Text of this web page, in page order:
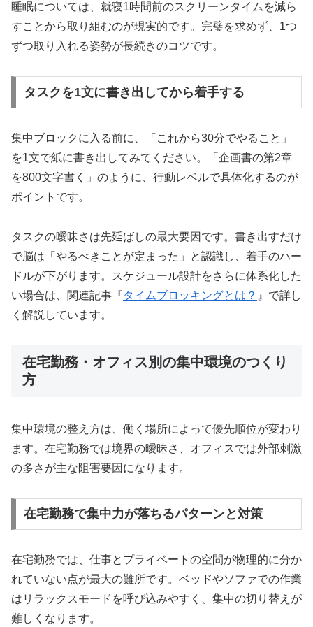
睡眠については、就寝1時間前のスクリーンタイムを減ら
すことから取り組むのが現実的です。完璧を求めず、1つ
ずつ取り入れる姿勢が長続きのコツです。
タスクを1文に書き出してから着手する
集中ブロックに入る前に、「これから30分でやること」
を1文で紙に書き出してみてください。「企画書の第2章
を800文字書く」のように、行動レベルで具体化するのが
ポイントです。
タスクの曖昧さは先延ばしの最大要因です。書き出すだけ
で脳は「やるべきことが定まった」と認識し、着手のハー
ドルが下がります。スケジュール設計をさらに体系化した
い場合は、関連記事『タイムブロッキングとは？ 』で詳し
く解説しています。
在宅勤務・オフィス別の集中環境のつくり
方
集中環境の整え方は、働く場所によって優先順位が変わり
ます。在宅勤務では境界の曖昧さ、オフィスでは外部刺激
の多さが主な阻害要因になります。
在宅勤務で集中力が落ちるパターンと対策
在宅勤務では、仕事とプライベートの空間が物理的に分か
れていない点が最大の難所です。ベッドやソファでの作業
はリラックスモードを呼び込みやすく、集中の切り替えが
難しくなります。